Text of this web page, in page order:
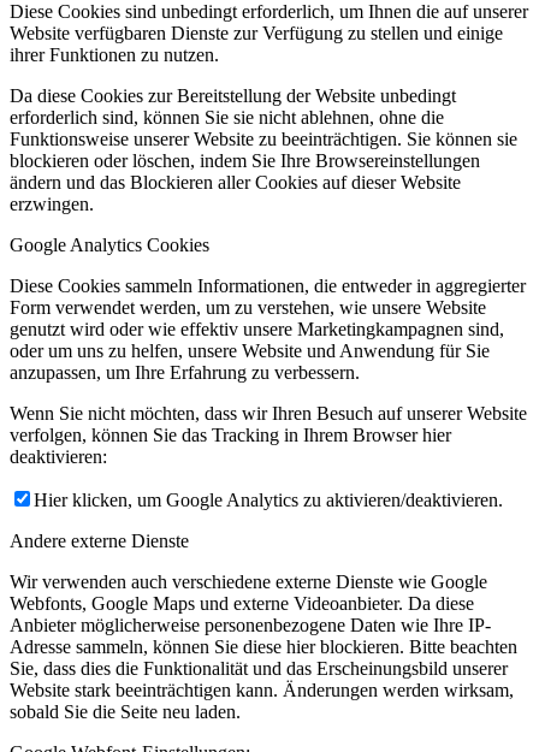
Diese Cookies sind unbedingt erforderlich, um Ihnen die auf unserer
Website verfügbaren Dienste zur Verfügung zu stellen und einige
ihrer Funktionen zu nutzen.
Da diese Cookies zur Bereitstellung der Website unbedingt
erforderlich sind, können Sie sie nicht ablehnen, ohne die
Funktionsweise unserer Website zu beeinträchtigen. Sie können sie
blockieren oder löschen, indem Sie Ihre Browsereinstellungen
ändern und das Blockieren aller Cookies auf dieser Website
erzwingen.
Google Analytics Cookies
Diese Cookies sammeln Informationen, die entweder in aggregierter
Form verwendet werden, um zu verstehen, wie unsere Website
genutzt wird oder wie effektiv unsere Marketingkampagnen sind,
oder um uns zu helfen, unsere Website und Anwendung für Sie
anzupassen, um Ihre Erfahrung zu verbessern.
Wenn Sie nicht möchten, dass wir Ihren Besuch auf unserer Website
verfolgen, können Sie das Tracking in Ihrem Browser hier
deaktivieren:
Hier klicken, um Google Analytics zu aktivieren/deaktivieren.
Andere externe Dienste
Wir verwenden auch verschiedene externe Dienste wie Google
Webfonts, Google Maps und externe Videoanbieter. Da diese
Anbieter möglicherweise personenbezogene Daten wie Ihre IP-
Adresse sammeln, können Sie diese hier blockieren. Bitte beachten
Sie, dass dies die Funktionalität und das Erscheinungsbild unserer
Website stark beeinträchtigen kann. Änderungen werden wirksam,
sobald Sie die Seite neu laden.